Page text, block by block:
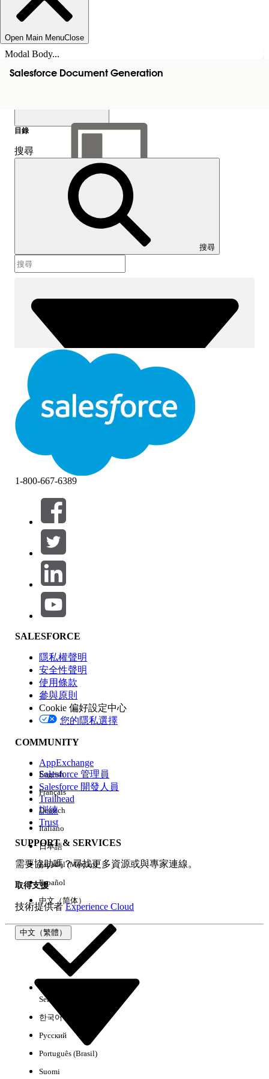
Open Main MenuClose
Modal Body...
Salesforce Document Generation
顯示目錄
目錄
搜尋
搜尋
篩選器 (0)
選取篩選
產品區域
功能影響
版本
經驗
以下是搜尋小祕訣
1-800-667-6389
SALESFORCE
隱私權聲明
安全性聲明
使用條款
參與原則
Cookie 偏好設定中心
您的隱私選擇
COMMUNITY
AppExchange
Salesforce 管理員
Salesforce 開發人員
Trailhead
訓練
Trust
SUPPORT & SERVICES
需要協助嗎？尋找更多資源或與專家連線。
取得支援
技術提供者Experience Cloud
中文（繁體）
English
Français
Deutsch
Italiano
日本語
Español (México)
Español
中文（简体）
Select Org
한국어
Русский
Português (Brasil)
Suomi